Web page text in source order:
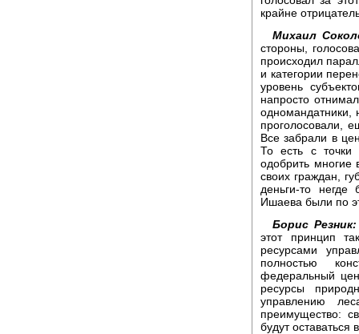
крайне
Михаил
стороны,
происходил
и категории
уровень
напросто
одномандатники,
проголосовали,
Все забрали в
То есть с
одобрить многие
своих граждан,
деньги-то
Ишаева были по
Борис Резник:
этот принцип
ресурсами
полностью
федеральный
ресурсы
управлению
преимущество:
будут оставаться